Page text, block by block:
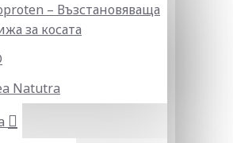
– Възстановяваща
за косата
Natutra